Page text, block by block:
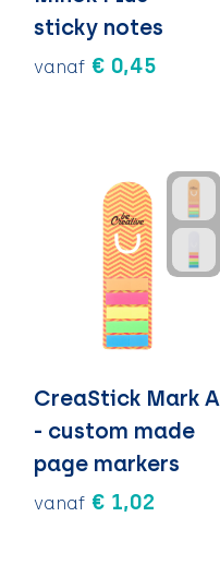
sticky notes
vanaf € 0,45
CreaStick Mark A
- custom made
page markers
vanaf € 1,02